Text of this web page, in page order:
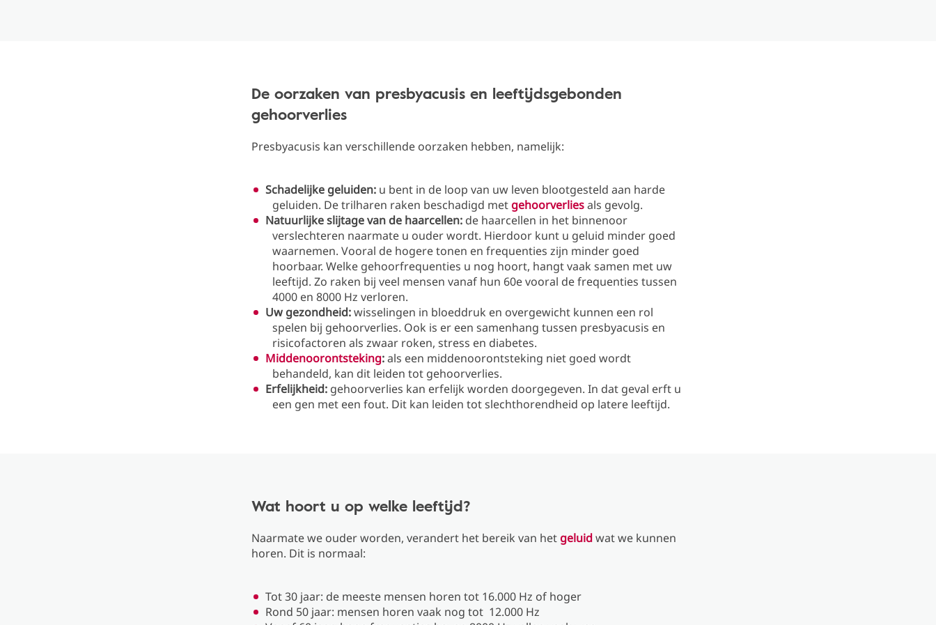
De oorzaken van presbyacusis en leeftijdsgebonden
gehoorverlies
Presbyacusis kan verschillende oorzaken hebben, namelijk:
Schadelijke geluiden: u bent in de loop van uw leven blootgesteld aan harde
geluiden. De trilharen raken beschadigd metgehoorverliesals gevolg.
Natuurlijke slijtage van de haarcellen: de haarcellen in het binnenoor
verslechteren naarmate u ouder wordt. Hierdoor kunt u geluid minder goed
waarnemen. Vooral de hogere tonen en frequenties zijn minder goed
hoorbaar. Welke gehoorfrequenties u nog hoort, hangt vaak samen met uw
leeftijd. Zo raken bij veel mensen vanaf hun 60e vooral de frequenties tussen
4000 en 8000 Hz verloren.
Uw gezondheid:wisselingen in bloeddruk en overgewicht kunnen een rol
spelen bij gehoorverlies. Ook is er een samenhang tussen presbyacusis en
risicofactoren als zwaar roken, stress en diabetes.
Middenoorontsteking:als een middenoorontsteking niet goed wordt
behandeld, kan dit leiden tot gehoorverlies.
Erfelijkheid: gehoorverlies kan erfelijk worden doorgegeven. In dat geval erft u
een gen met een fout. Dit kan leiden tot slechthorendheid op latere leeftijd.
Wat hoort u op welke leeftijd?
Naarmate we ouder worden, verandert het bereik van hetgeluidwat we kunnen
horen. Dit is normaal:
Tot 30 jaar: de meeste mensen horen tot 16.000 Hz of hoger
Rond 50 jaar: mensen horen vaak nog tot 12.000 Hz